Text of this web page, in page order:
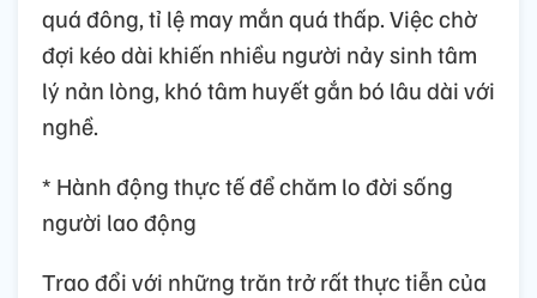
quá đông, tỉ lệ may mắn quá thấp. Việc chờ
đợi kéo dài khiến nhiều người nảy sinh tâm
lý nản lòng, khó tâm huyết gắn bó lâu dài với
nghề.
* Hành động thực tế để chăm lo đời sống
người lao động
Trao đổi với những trăn trở rất thực tiễn của